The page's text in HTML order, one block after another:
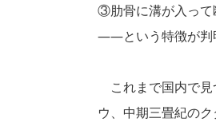
③肋骨に溝が入って
――という特徴が判
これまで国内で見
ウ、中期三畳紀の